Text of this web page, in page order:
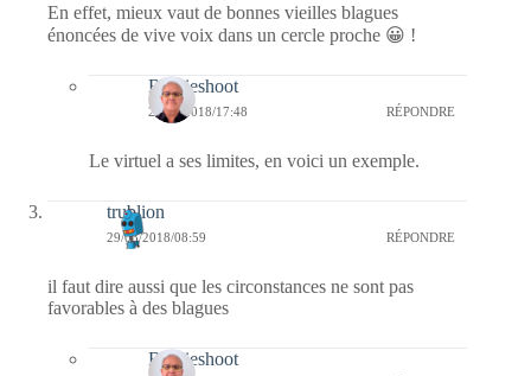
En effet, mieux vaut de bonnes vieilles blagues
énoncées de vive voix dans un cercle proche 😀 !
Bernieshoot
29/03/2018/17:48 RÉPONDRE
Le virtuel a ses limites, en voici un exemple.
trublion
29/03/2018/08:59 RÉPONDRE
il faut dire aussi que les circonstances ne sont pas
favorables à des blagues
Bernieshoot